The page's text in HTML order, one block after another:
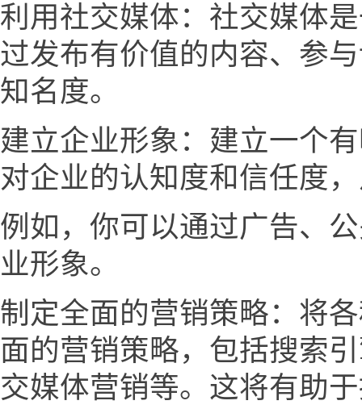
利用社交媒体：社交媒体
过发布有价值的内容、参
知名度。
建立企业形象：建立一个
对企业的认知度和信任度
例如，你可以通过广告、
业形象。
制定全面的营销策略：将
面的营销策略，包括搜索
交媒体营销等。这将有助